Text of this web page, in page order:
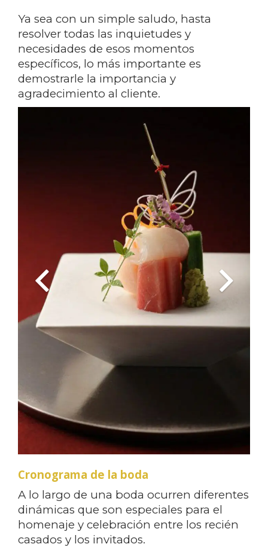
Ya sea con un simple saludo, hasta
resolver todas las inquietudes y
necesidades de esos momentos
específicos, lo más importante es
demostrarle la importancia y
agradecimiento al cliente.
Cronograma de la boda
A lo largo de una boda ocurren diferentes
dinámicas que son especiales para el
homenaje y celebración entre los recién
casados y los invitados.